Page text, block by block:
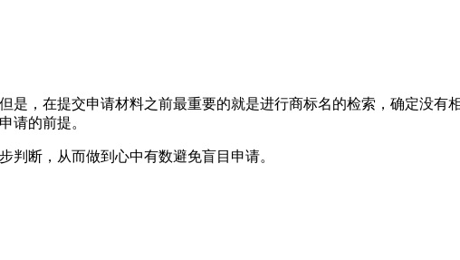
是，在提交申请材料之前最重要的就是进行商标名的检索，确定没有
请的前提。
判断，从而做到心中有数避免盲目申请。